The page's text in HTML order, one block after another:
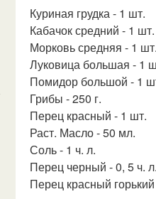
Куриная грудка - 1 шт.
Кабачок средний - 1 шт.
Морковь средняя - 1 шт.
Луковица большая - 1
Помидор большой - 1
Грибы - 250 г.
Перец красный - 1 шт.
Раст. Масло - 50 мл.
Соль - 1 ч. л.
Перец черный - 0, 5 ч. л.
Перец красный